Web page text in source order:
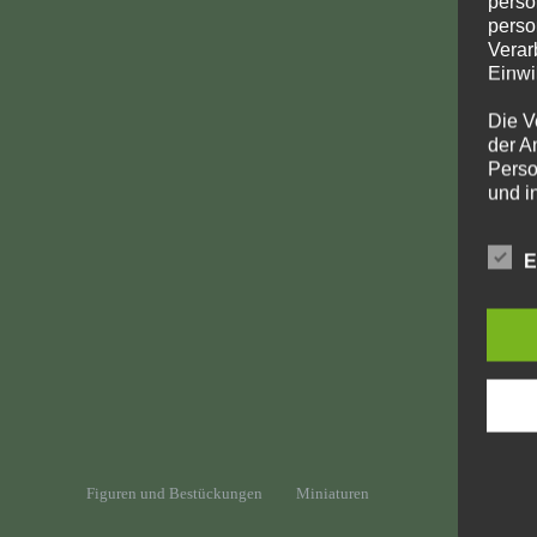
Figuren und Bestückungen Miniaturen
Die
der
und
uns
Wir
und
Aus